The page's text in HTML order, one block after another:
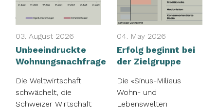
03. August 2026
Unbeeindruckte
Wohnungsnachfrage
Die Weltwirtschaft
schwächelt, die
Schweizer Wirtschaft
04. May 2026
Erfolg beginnt bei
der Zielgruppe
Die «Sinus-Milieus
Wohn- und
Lebenswelten